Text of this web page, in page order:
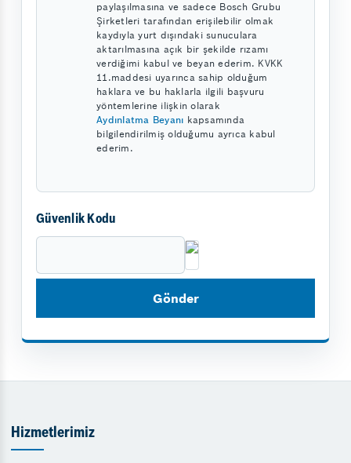
paylaşılmasına ve sadece Bosch Grubu
Şirketleri tarafından erişilebilir olmak
kaydıyla yurt dışındaki sunuculara
aktarılmasına açık bir şekilde rızamı
verdiğimi kabul ve beyan ederim. KVKK
11.maddesi uyarınca sahip olduğum
haklara ve bu haklarla ilgili başvuru
yöntemlerine ilişkin olarak
Aydınlatma Beyanı kapsamında
bilgilendirilmiş olduğumu ayrıca kabul
ederim.
Güvenlik Kodu
Hizmetlerimiz